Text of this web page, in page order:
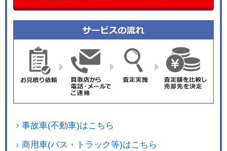
事故車(不動車)はこちら
商用車(バス・トラック等)はこちら